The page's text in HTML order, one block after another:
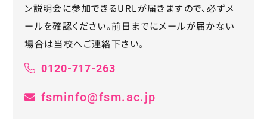
ン説明会に参加できるURLが届きますので、必ずメ
ールを確認ください。前日までにメールが届かない
場合は当校へご連絡下さい。
0120-717-263
fsminfo@fsm.ac.jp